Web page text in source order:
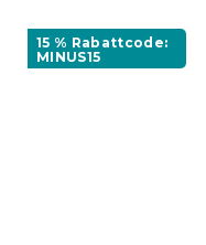
15 % Rabattcode:
MINUS15